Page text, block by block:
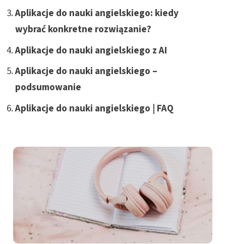
Aplikacje do nauki angielskiego: kiedy
wybrać konkretne rozwiązanie?
Aplikacje do nauki angielskiego z AI
Aplikacje do nauki angielskiego –
podsumowanie
Aplikacje do nauki angielskiego | FAQ